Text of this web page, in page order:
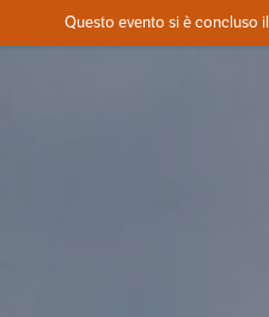
Contatta
Questo evento si è concluso